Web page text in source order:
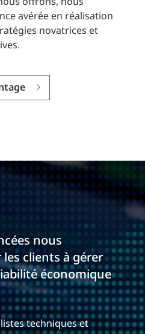
avérée en réalisation
novatrices et
nous
clients à gérer
économique
techniques et